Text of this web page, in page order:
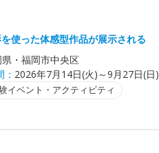
使った体感型作品が展示される
・福岡市中央区
2026年7月14日(火)～9月27日(日)
イベント・アクティビティ